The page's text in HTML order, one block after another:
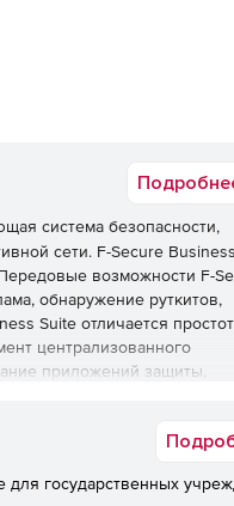
система безопасности,
сети. F-Secure
возможности F-
обнаружение руткитов,
Suite отличается
централизованного
приложений защиты,
для государственных